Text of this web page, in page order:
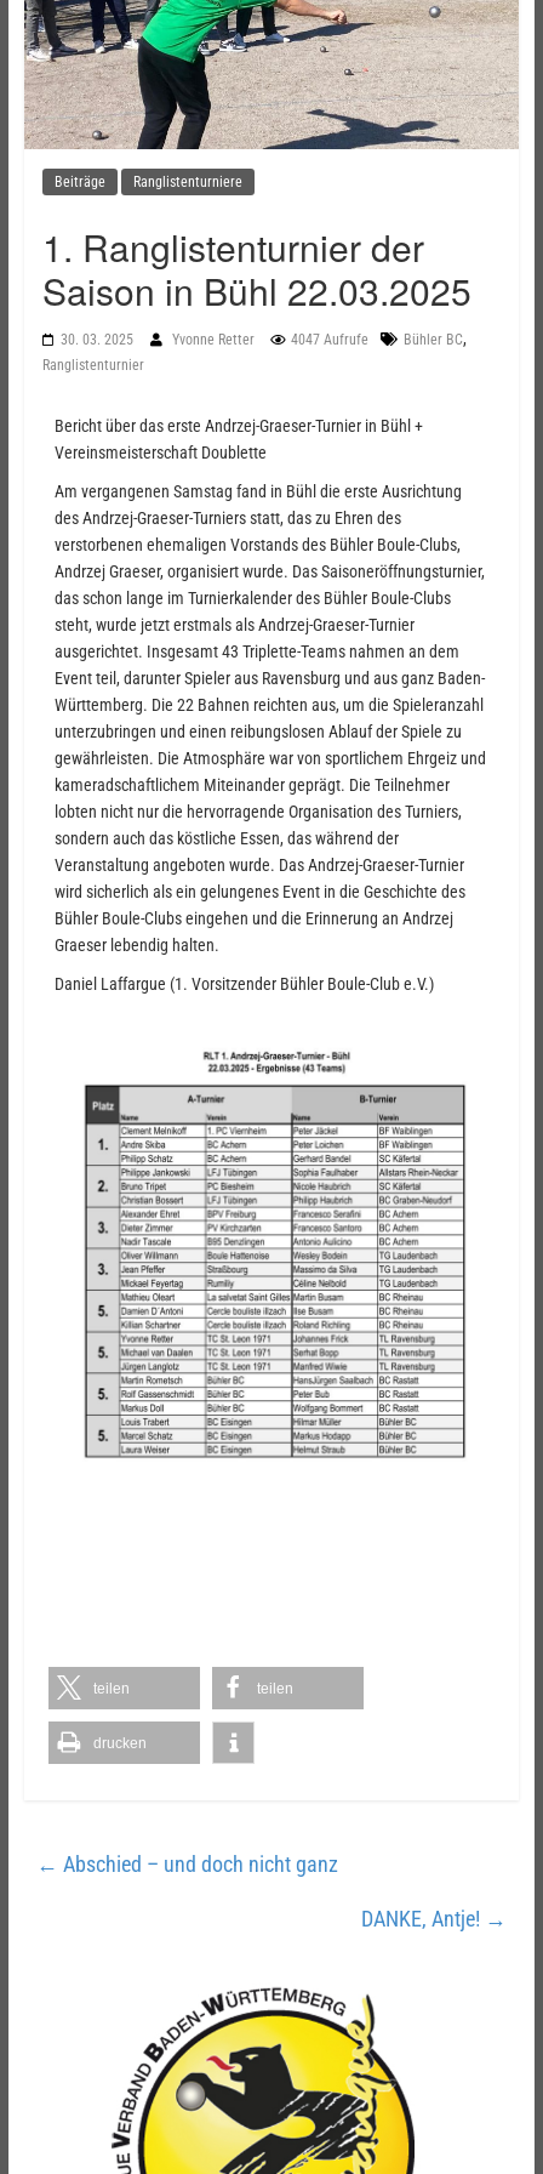
Beiträge Ranglistenturniere
1. Ranglistenturnier der
Saison in Bühl 22.03.2025
30. 03. 2025 Yvonne Retter 4047 Aufrufe Bühler BC,
Ranglistenturnier
Bericht über das erste Andrzej-Graeser-Turnier in Bühl +
Vereinsmeisterschaft Doublette
Am vergangenen Samstag fand in Bühl die erste Ausrichtung
des Andrzej-Graeser-Turniers statt, das zu Ehren des
verstorbenen ehemaligen Vorstands des Bühler Boule-Clubs,
Andrzej Graeser, organisiert wurde. Das Saisoneröffnungsturnier,
das schon lange im Turnierkalender des Bühler Boule-Clubs
steht, wurde jetzt erstmals als Andrzej-Graeser-Turnier
ausgerichtet. Insgesamt 43 Triplette-Teams nahmen an dem
Event teil, darunter Spieler aus Ravensburg und aus ganz Baden-
Württemberg. Die 22 Bahnen reichten aus, um die Spieleranzahl
unterzubringen und einen reibungslosen Ablauf der Spiele zu
gewährleisten. Die Atmosphäre war von sportlichem Ehrgeiz und
kameradschaftlichem Miteinander geprägt. Die Teilnehmer
lobten nicht nur die hervorragende Organisation des Turniers,
sondern auch das köstliche Essen, das während der
Veranstaltung angeboten wurde. Das Andrzej-Graeser-Turnier
wird sicherlich als ein gelungenes Event in die Geschichte des
Bühler Boule-Clubs eingehen und die Erinnerung an Andrzej
Graeser lebendig halten.
Daniel Laffargue (1. Vorsitzender Bühler Boule-Club e.V.)
teilen teilen
drucken
← Abschied – und doch nicht ganz
DANKE, Antje! →